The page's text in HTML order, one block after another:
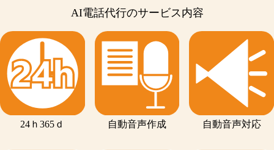
AI電話代行のサービス内容
24ｈ365ｄ 自動音声作成 自動音声対応